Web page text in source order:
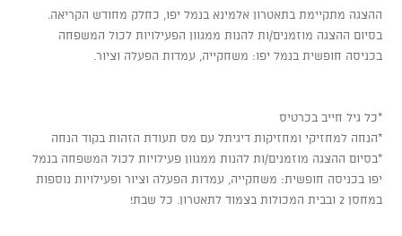
ההצגה מתקיימת בתאטרון אלמינא בנמל יפו, כחלק מחודש הקריאה.
בסיום ההצגה מוזמנים/ות להנות ממגוון הפעילויות לכול המשפחה
בכניסה חופשית בנמל יפו: משחקייה, עמדות הפעלה וציור.
*כל גיל חייב בכרטיס
*הנחה למחזיקי ומחזיקות דיגיתל עם מס תעודת הזהות בקוד הנחה
*בסיום ההצגה מוזמנים/ות להנות ממגוון פעילויות לכול המשפחה בנמל
יפו בכניסה חופשית: משחקייה, עמדות הפעלה וציור ופעילויות נוספות
במחסן 2 ובבית המכולות בצמוד לתאטרון. כל שבת!